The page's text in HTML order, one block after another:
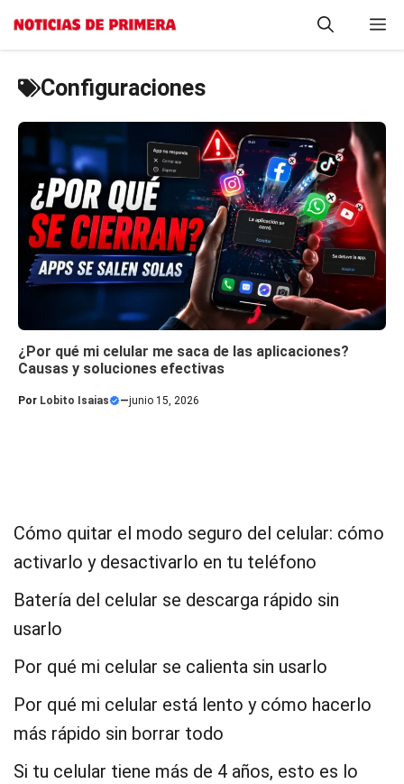
Saltar
Configuraciones
¿Por qué mi celular me saca de las aplicaciones?
Causas y soluciones efectivas
Por Lobito Isaias —junio 15, 2026
Cómo quitar el modo seguro del celular: cómo
activarlo y desactivarlo en tu teléfono
Batería del celular se descarga rápido sin
usarlo
Por qué mi celular se calienta sin usarlo
Por qué mi celular está lento y cómo hacerlo
más rápido sin borrar todo
Si tu celular tiene más de 4 años, esto es lo